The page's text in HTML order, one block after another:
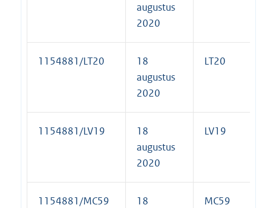
augustus
2020
1154881/LT20
18
augustus
2020
LT20
1154881/LV19
18
augustus
2020
LV19
1154881/MC59
18
MC59